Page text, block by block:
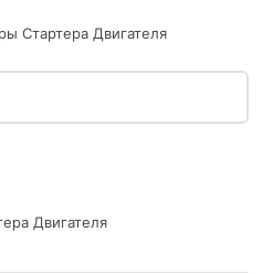
Стартера Двигателя
Двигателя